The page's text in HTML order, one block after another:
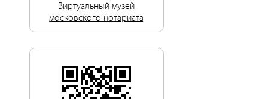
Виртуальный музей
московского нотариата